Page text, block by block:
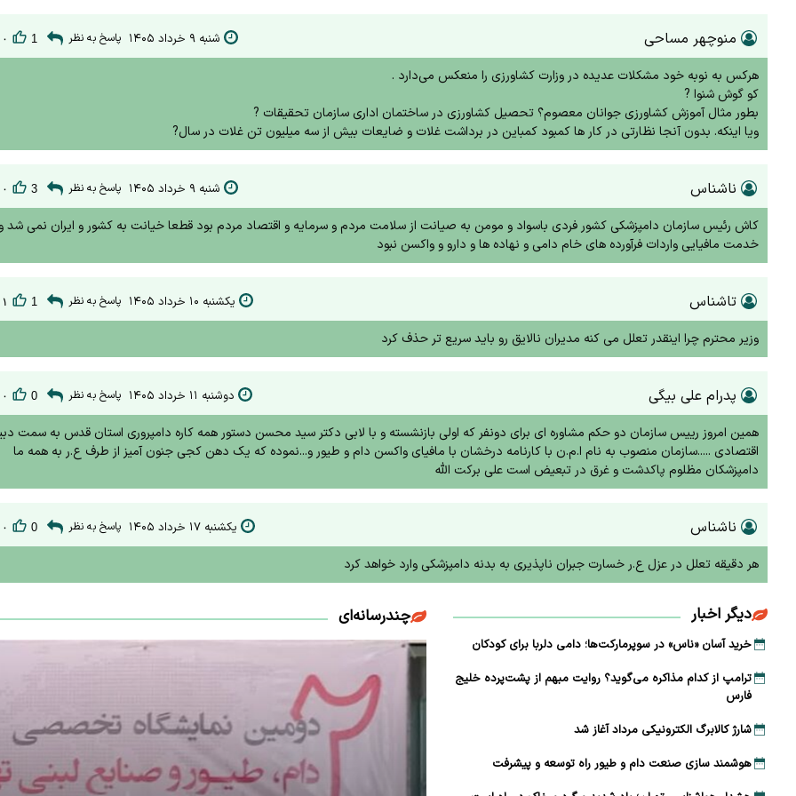
منوچهر مساحی شنبه ۹ خرداد ۱۴۰۵ پاسخ به نظر 1 ۰
هرکس به نوبه خود مشکلات عدیده در وزارت‌ کشاورزی را منعکس می‌دارد .
کو گوش شنوا ?
بطور مثال آموزش کشاورزی جوانان معصوم؟ تحصیل کشاورزی در ساختمان اداری سازمان تحقیقات ?
ویا اینکه. بدون آنجا نظارتی در کار ها کمبود کمباین در برداشت غلات و ضایعات بيش از سه میلیون تن غلات در سال?
ناشناس شنبه ۹ خرداد ۱۴۰۵ پاسخ به نظر 3 ۰
کاش رئیس سازمان دامپزشکی کشور فردی باسواد و مومن به صیانت از سلامت مردم و سرمایه و اقتصاد مردم بود قطعا خیانت به کشور و ایران نمی شد
خدمت مافیایی واردات فرآورده های خام دامی و نهاده ها و دارو و واکسن نبود
تاشناس یکشنبه ۱۰ خرداد ۱۴۰۵ پاسخ به نظر 1 ۱
وزیر محترم چرا اینقدر تعلل می کنه مدیران نالایق رو باید سریع تر حذف کرد
پدرام علی بیگی دوشنبه ۱۱ خرداد ۱۴۰۵ پاسخ به نظر 0 ۰
همین امروز رییس سازمان دو حکم مشاوره ای برای دونفر که اولی بازنشسته و با لابی دکتر سید محسن دستور همه کاره دامپروری استان قدس به سمت
اقتصادی .....سازمان منصوب به نام ا.م.ن با کارنامه درخشان با مافیای واکسن دام و طیور و...نموده که یک دهن کجی جنون آمیز از طرف ع.ر به همه ما
دامپزشکان مظلوم پاکدشت و غرق در تبعیض است علی برکت الله
ناشناس یکشنبه ۱۷ خرداد ۱۴۰۵ پاسخ به نظر 0 ۰
هر دقیقه تعلل در عزل ع.ر خسارت جبران ناپذیری به بدنه دامپزشکی وارد خواهد کرد
دیگر اخبار
خرید آسان «ناس» در سوپرمارکت‌ها؛ دامی دلربا برای کودکان
ترامپ از کدام مذاکره می‌گوید؟ روایت مبهم از پشت‌پرده خلیج
فارس
شارژ کالابرگ الکترونیکی مرداد آغاز شد
هوشمند سازی صنعت دام و طیور راه توسعه و پیشرفت
چندرسانه‌ای